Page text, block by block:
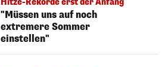
"Müssen uns auf noch
extremere Sommer
einstellen"